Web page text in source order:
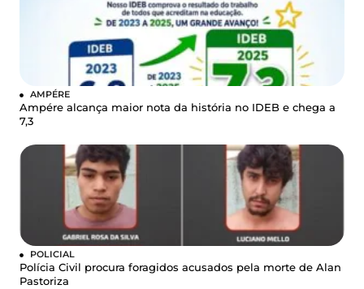
AMPÉRE
Ampére alcança maior nota da história no IDEB e chega a
7,3
POLICIAL
Polícia Civil procura foragidos acusados pela morte de Alan
Pastoriza